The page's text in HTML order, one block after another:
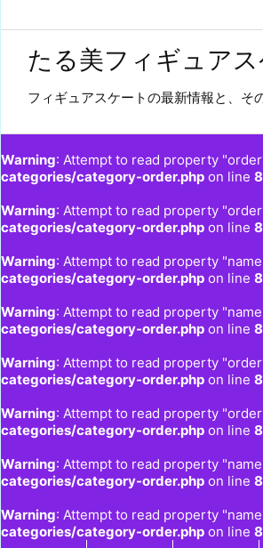
たる美フィギュアス
フィギュアスケートの最新情報と、そ
Warning: Attempt to read property
categories/category-order.php on line
Warning: Attempt to read property
categories/category-order.php on line
Warning: Attempt to read property
categories/category-order.php on line
Warning: Attempt to read property
categories/category-order.php on line
Warning: Attempt to read property
categories/category-order.php on line
Warning: Attempt to read property
categories/category-order.php on line
Warning: Attempt to read property
categories/category-order.php on line
Warning: Attempt to read property
categories/category-order.php on line